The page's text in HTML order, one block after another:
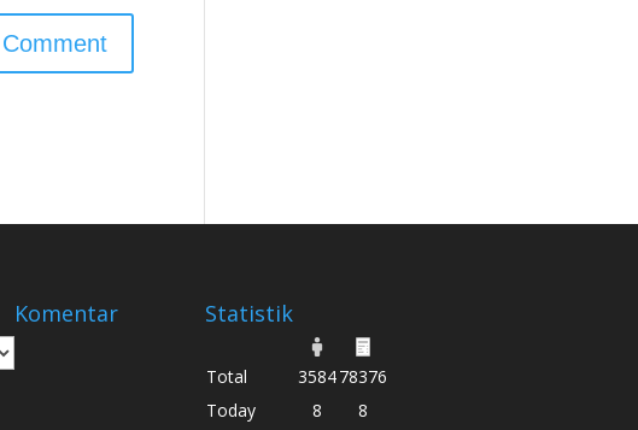
Komentar Statistik
Total 358478376
Today
8
8